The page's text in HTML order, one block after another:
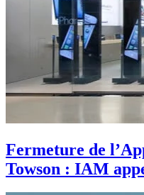
Fermeture de
Towson : IAM